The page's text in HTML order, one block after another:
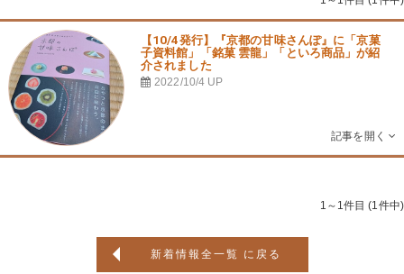
【10/4発行】『京都の甘味さんぽ』に「京菓
子資料館」「銘菓 雲龍」「といろ商品」が紹
介されました
2022/10/4 UP
1～1件目 (1件中)
新着情報全一覧 に戻る